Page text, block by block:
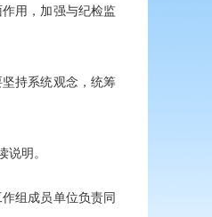
用，加强与纪检监
持系统观念，统筹
明。
组成员单位负责同